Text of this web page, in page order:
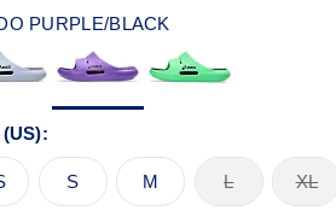
น
น
PURPLE/BLACK
S M L XL